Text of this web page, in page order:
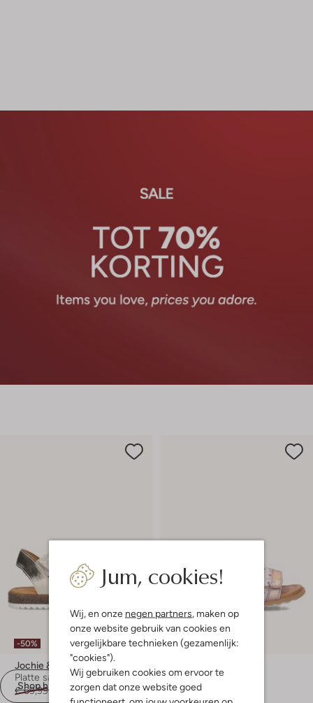
Jum, cookies!
Wij, en onze negen partners, maken op
onze website gebruik van cookies en
vergelijkbare technieken (gezamenlijk:
"cookies").
Wij gebruiken cookies om ervoor te
zorgen dat onze website goed
Shop hier
-50%
Jochie & Freaks
Platte sandalen
€ 69,99
€ 34,99
-50%
Sandalen
Vanaf